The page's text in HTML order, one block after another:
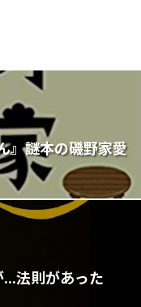
』謎本の磯野家愛
法則があった